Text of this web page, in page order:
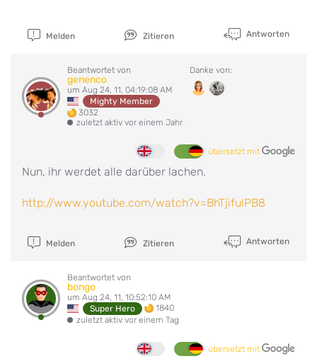
Melden Zitieren Antworten
Beantwortet von
genenco
um Aug 24, 11, 04:19:08 AM
Mighty Member
3032
zuletzt aktiv vor einem Jahr
Danke von:
übersetzt mit
Nun, ihr werdet alle darüber lachen.
http://www.youtube.com/watch?v=BhTjifulPB8
Melden Zitieren Antworten
Beantwortet von
bongo
um Aug 24, 11, 10:52:10 AM
Super Hero
1840
zuletzt aktiv vor einem Tag
übersetzt mit